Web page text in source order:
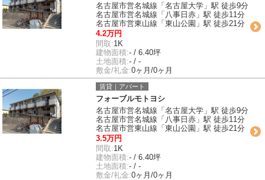
名古屋市営名城線「名古屋大学」駅 徒歩9分
名古屋市営名城線「八事日赤」駅 徒歩11分
名古屋市営東山線「東山公園」駅 徒歩21分
4.2万円
間取:1K
建物面積:- / 6.40坪
土地面積:- / -
敷金/礼金:0ヶ月/0ヶ月
賃貸｜アパート
フォーブルモトヨシ
名古屋市営名城線「名古屋大学」駅 徒歩9分
名古屋市営名城線「八事日赤」駅 徒歩11分
名古屋市営東山線「東山公園」駅 徒歩21分
3.5万円
間取:1K
建物面積:- / 6.40坪
土地面積:- / -
敷金/礼金:0ヶ月/0ヶ月